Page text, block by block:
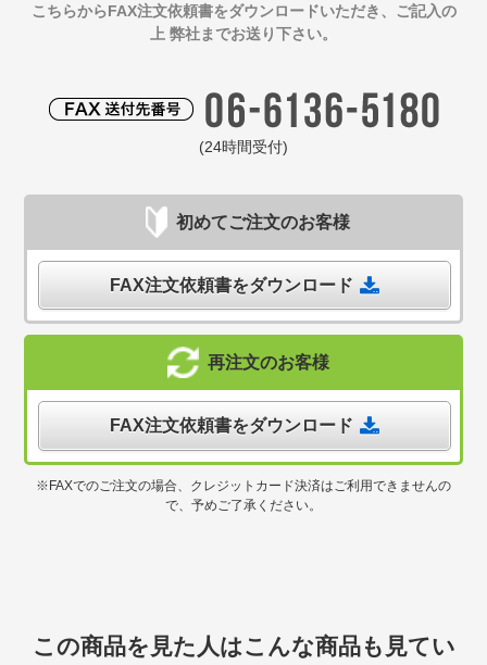
こちらからFAX注文依頼書をダウンロードいただき、ご記入の
上 弊社までお送り下さい。
(24時間受付)
初めてご注文のお客様
FAX注文依頼書をダウンロード
再注文のお客様
FAX注文依頼書をダウンロード
※FAXでのご注文の場合、クレジットカード決済はご利用できませんの
で、予めご了承ください。
この商品を見た人はこんな商品も見てい